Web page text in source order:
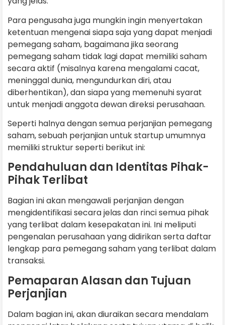
Para pengusaha juga mungkin ingin menyertakan
ketentuan mengenai siapa saja yang dapat menjadi
pemegang saham, bagaimana jika seorang
pemegang saham tidak lagi dapat memiliki saham
secara aktif (misalnya karena mengalami cacat,
meninggal dunia, mengundurkan diri, atau
diberhentikan), dan siapa yang memenuhi syarat
untuk menjadi anggota dewan direksi perusahaan.
Seperti halnya dengan semua perjanjian pemegang
saham, sebuah perjanjian untuk startup umumnya
memiliki struktur seperti berikut ini:
Pendahuluan dan Identitas Pihak-
Pihak Terlibat
Bagian ini akan mengawali perjanjian dengan
mengidentifikasi secara jelas dan rinci semua pihak
yang terlibat dalam kesepakatan ini. Ini meliputi
pengenalan perusahaan yang didirikan serta daftar
lengkap para pemegang saham yang terlibat dalam
transaksi.
Pemaparan Alasan dan Tujuan
Perjanjian
Dalam bagian ini, akan diuraikan secara mendalam